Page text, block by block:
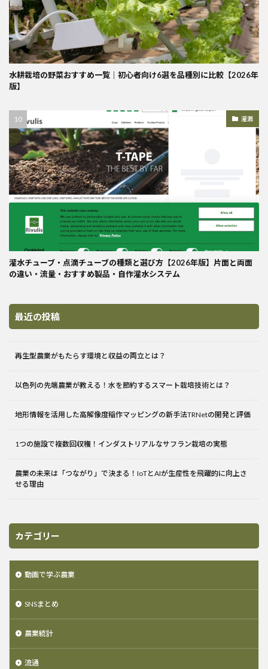
水耕栽培の野菜おすすめ一覧｜初心者向け6選を品種別に比較【2026年
版】
灌漑
灌水チューブ・点滴チューブの種類と選び方【2026年版】片面と両面
の違い・流量・おすすめ製品・自作灌水システム
最近の投稿
再生型農業がもたらす環境と収益の両立とは？
以色列の先端農業が教える！水を節約するスマート栽培技術とは？
地形情報を活用した高解像度稲作マッピングの新手法TRNetの開発と評価
1つの施設で複数回収穫！インダストリアルなサフラン栽培の実態
農業の未来は「つながり」で決まる！IoTとAIが生産性を飛躍的に向上さ
せる理由
カテゴリー
動画で学ぶ農業
SNSまとめ
農業統計
流通